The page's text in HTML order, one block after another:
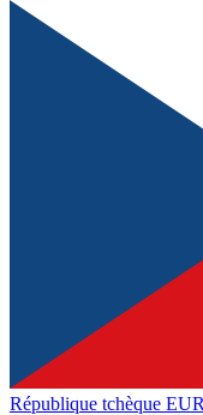
République tchèque EUR